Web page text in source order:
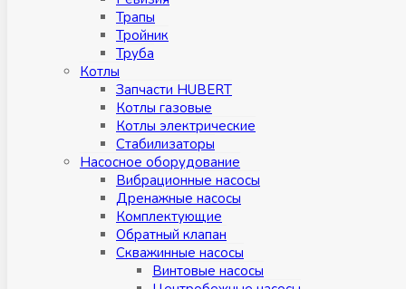
Трапы
Тройник
Труба
Котлы
Запчасти HUBERT
Котлы газовые
Котлы электрические
Стабилизаторы
Насосное оборудование
Вибрационные насосы
Дренажные насосы
Комплектующие
Обратный клапан
Скважинные насосы
Винтовые насосы